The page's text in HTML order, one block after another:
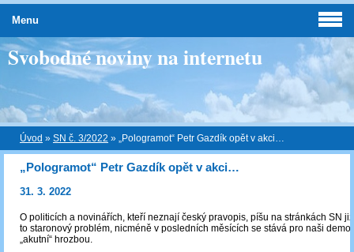
Svobodné noviny na internetu
Úvod » SN č. 3/2022 » „Pologramot“ Petr Gazdík opět v akci…
„Pologramot“ Petr Gazdík opět v akci…
31. 3. 2022
O politicích a novinářích, kteří neznají český pravopis, píšu na stránkách SN
to staronový problém, nicméně v posledních měsících se stává pro naši
„akutní“ hrozbou.
Menu